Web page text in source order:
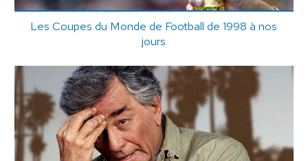
Les Coupes du Monde de Football de 1998 à nos
jours